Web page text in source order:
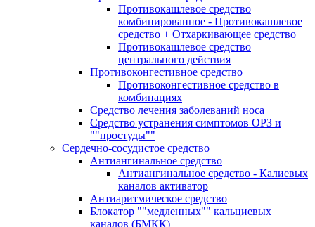
Противокашлевое средство
комбинированное - Противокашлевое
средство + Отхаркивающее средство
Противокашлевое средство
центрального действия
Противоконгестивное средство
Противоконгестивное средство в
комбинациях
Средство лечения заболеваний носа
Средство устранения симптомов ОРЗ и
""простуды""
Сердечно-сосудистое средство
Антиангинальное средство
Антиангинальное средство - Калиевых
каналов активатор
Антиаритмическое средство
Блокатор ""медленных"" кальциевых
каналов (БМКК)